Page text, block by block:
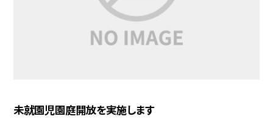
未就園児園庭開放を実施します